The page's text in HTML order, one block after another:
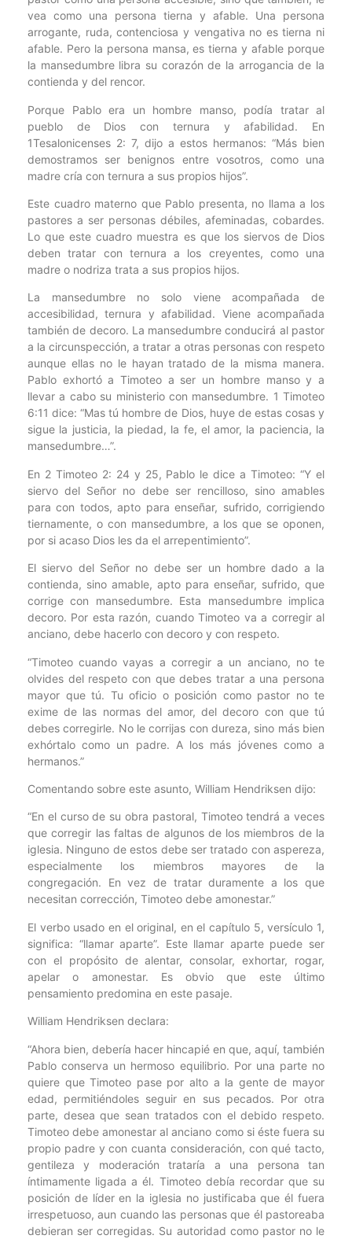
vea como una persona tierna y afable. Una persona
arrogante, ruda, contenciosa y vengativa no es tierna ni
afable. Pero la persona mansa, es tierna y afable porque
la mansedumbre libra su corazón de la arrogancia de la
contienda y del rencor.
Porque Pablo era un hombre manso, podía tratar al
pueblo de Dios con ternura y afabilidad. En
1Tesalonicenses 2: 7, dijo a estos hermanos: “Más bien
demostramos ser benignos entre vosotros, como una
madre cría con ternura a sus propios hijos”.
Este cuadro materno que Pablo presenta, no llama a los
pastores a ser personas débiles, afeminadas, cobardes.
Lo que este cuadro muestra es que los siervos de Dios
deben tratar con ternura a los creyentes, como una
madre o nodriza trata a sus propios hijos.
La mansedumbre no solo viene acompañada de
accesibilidad, ternura y afabilidad. Viene acompañada
también de decoro. La mansedumbre conducirá al pastor
a la circunspección, a tratar a otras personas con respeto
aunque ellas no le hayan tratado de la misma manera.
Pablo exhortó a Timoteo a ser un hombre manso y a
llevar a cabo su ministerio con mansedumbre. 1 Timoteo
6:11 dice: “Mas tú hombre de Dios, huye de estas cosas y
sigue la justicia, la piedad, la fe, el amor, la paciencia, la
mansedumbre…”.
En 2 Timoteo 2: 24 y 25, Pablo le dice a Timoteo: “Y el
siervo del Señor no debe ser rencilloso, sino amables
para con todos, apto para enseñar, sufrido, corrigiendo
tiernamente, o con mansedumbre, a los que se oponen,
por si acaso Dios les da el arrepentimiento”.
El siervo del Señor no debe ser un hombre dado a la
contienda, sino amable, apto para enseñar, sufrido, que
corrige con mansedumbre. Esta mansedumbre implica
decoro. Por esta razón, cuando Timoteo va a corregir al
anciano, debe hacerlo con decoro y con respeto.
“Timoteo cuando vayas a corregir a un anciano, no te
olvides del respeto con que debes tratar a una persona
mayor que tú. Tu oficio o posición como pastor no te
exime de las normas del amor, del decoro con que tú
debes corregirle. No le corrijas con dureza, sino más bien
exhórtalo como un padre. A los más jóvenes como a
hermanos.”
Comentando sobre este asunto, William Hendriksen dijo:
“En el curso de su obra pastoral, Timoteo tendrá a veces
que corregir las faltas de algunos de los miembros de la
iglesia. Ninguno de estos debe ser tratado con aspereza,
especialmente los miembros mayores de la
congregación. En vez de tratar duramente a los que
necesitan corrección, Timoteo debe amonestar.”
El verbo usado en el original, en el capítulo 5, versículo 1,
significa: “llamar aparte”. Este llamar aparte puede ser
con el propósito de alentar, consolar, exhortar, rogar,
apelar o amonestar. Es obvio que este último
pensamiento predomina en este pasaje.
William Hendriksen declara:
“Ahora bien, debería hacer hincapié en que, aquí, también
Pablo conserva un hermoso equilibrio. Por una parte no
quiere que Timoteo pase por alto a la gente de mayor
edad, permitiéndoles seguir en sus pecados. Por otra
parte, desea que sean tratados con el debido respeto.
Timoteo debe amonestar al anciano como si éste fuera su
propio padre y con cuanta consideración, con qué tacto,
gentileza y moderación trataría a una persona tan
íntimamente ligada a él. Timoteo debía recordar que su
posición de líder en la iglesia no justificaba que él fuera
irrespetuoso, aun cuando las personas que él pastoreaba
debieran ser corregidas. Su autoridad como pastor no le